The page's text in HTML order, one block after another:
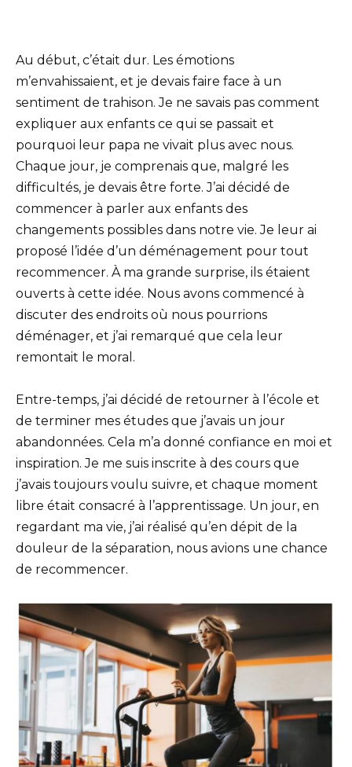
Au début, c’était dur. Les émotions
m’envahissaient, et je devais faire face à un
sentiment de trahison. Je ne savais pas comment
expliquer aux enfants ce qui se passait et
pourquoi leur papa ne vivait plus avec nous.
Chaque jour, je comprenais que, malgré les
difficultés, je devais être forte. J’ai décidé de
commencer à parler aux enfants des
changements possibles dans notre vie. Je leur ai
proposé l’idée d’un déménagement pour tout
recommencer. À ma grande surprise, ils étaient
ouverts à cette idée. Nous avons commencé à
discuter des endroits où nous pourrions
déménager, et j’ai remarqué que cela leur
remontait le moral.
Entre-temps, j’ai décidé de retourner à l’école et
de terminer mes études que j’avais un jour
abandonnées. Cela m’a donné confiance en moi et
inspiration. Je me suis inscrite à des cours que
j’avais toujours voulu suivre, et chaque moment
libre était consacré à l’apprentissage. Un jour, en
regardant ma vie, j’ai réalisé qu’en dépit de la
douleur de la séparation, nous avions une chance
de recommencer.